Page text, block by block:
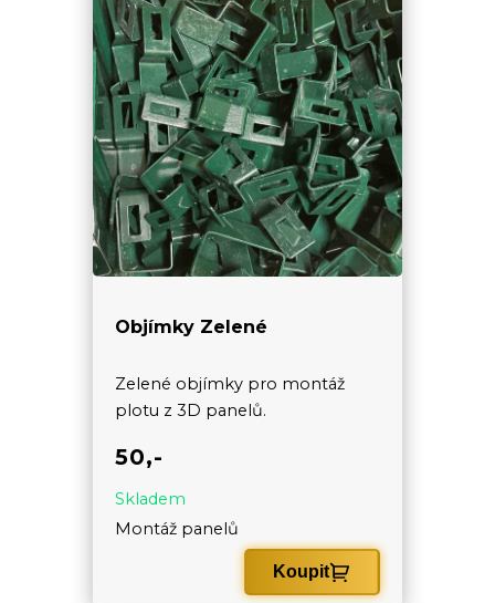
Objímky Zelené
Zelené objímky pro montáž
plotu z 3D panelů.
50,-
Skladem
Montáž panelů
Koupit